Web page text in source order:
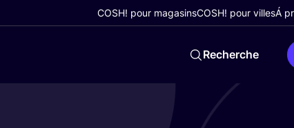
COSH! pour magasinsCOSH! pour villesÁ
Recherche